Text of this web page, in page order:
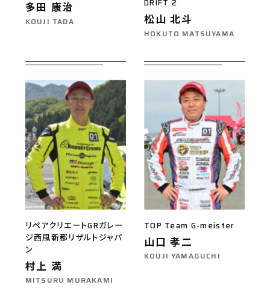
多田 康治
KOUJI TADA
DRIFT 2
松山 北斗
HOKUTO MATSUYAMA
リペアクリエートGRガレー
ジ西風新都リザルトジャパ
ン
村上 満
MITSURU MURAKAMI
TOP Team G-meister
山口 孝二
KOUJI YAMAGUCHI